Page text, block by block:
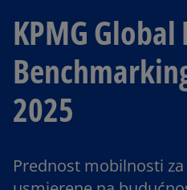
KPMG
2025
Prednost mobilnosti